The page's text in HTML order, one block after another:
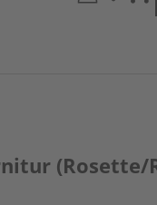
(Rosette/